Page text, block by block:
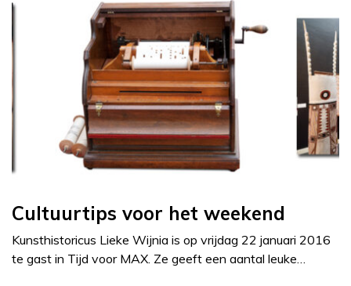
Cultuurtips voor het weekend
Kunsthistoricus Lieke Wijnia is op vrijdag 22 januari 2016
te gast in Tijd voor MAX. Ze geeft een aantal leuke…